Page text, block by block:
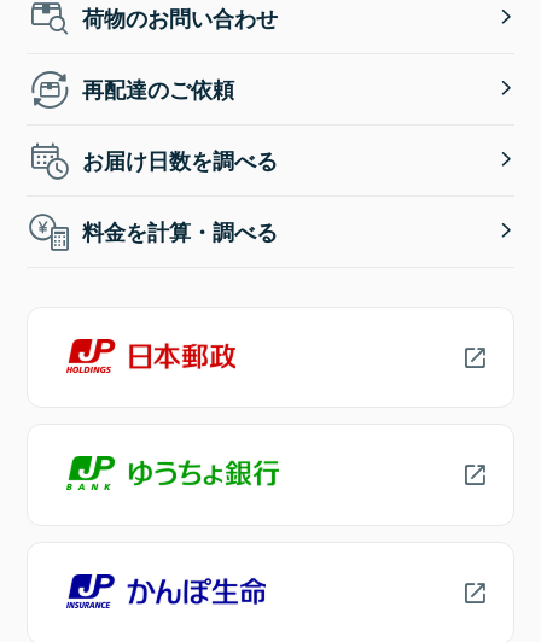
荷物のお問い合わせ
再配達のご依頼
お届け日数を調べる
料金を計算・調べる